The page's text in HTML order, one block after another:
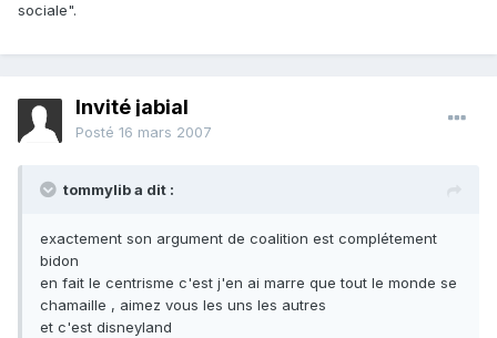
sociale".
Invité jabial
Posté 16 mars 2007
tommylib a dit :
exactement son argument de coalition est complétement
bidon
en fait le centrisme c'est j'en ai marre que tout le monde se
chamaille , aimez vous les uns les autres
et c'est disneyland